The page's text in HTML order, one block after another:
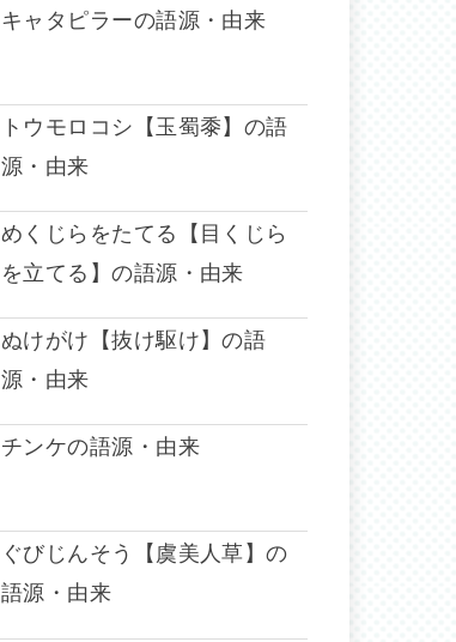
キャタピラーの語源・由来
トウモロコシ【玉蜀黍】の語
源・由来
めくじらをたてる【目くじら
を立てる】の語源・由来
ぬけがけ【抜け駆け】の語
源・由来
チンケの語源・由来
ぐびじんそう【虞美人草】の
語源・由来